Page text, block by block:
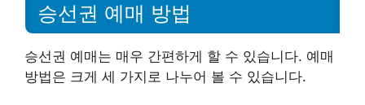
승선권 예매 방법
승선권 예매는 매우 간편하게 할 수 있습니다. 예매
방법은 크게 세 가지로 나누어 볼 수 있습니다.